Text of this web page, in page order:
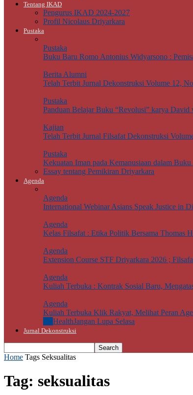
Tentang IKAD
Pengurus IKAD 2024-2027
Profil Nicolaus Driyarkara
Pustaka
Pustaka
Buku Baru Romo Antonius Widyarsono :
Berita Alumni
Telah Terbit Jurnal Dekonstruksi Volume 12,
Pustaka
Panduan Belajar Buku “Revolusi” karya David
Kajian
Telah Terbit Jurnal Filsafat Dekonstruksi
Pustaka
Kekuatan Iman pada Kemanusiaan dalam
Essay tentang Pemikiran Driyarkara
Agenda
Agenda
International Webinar Asians Speak Justice in
Agenda
Kelas Filsafat : Etika Politik Bersama Thomas
Agenda
Extension Course STF Driyarkara 2026 ;
Agenda
Kuliah Terbuka : Kontrak Sosial Baru,
Agenda
Kuliah Terbuka Klik Rakyat, Melihat Peran
HealthJangan Lupa Selasa
Jurnal Dekonstruksi
Home Tags Seksualitas
Tag: seksualitas